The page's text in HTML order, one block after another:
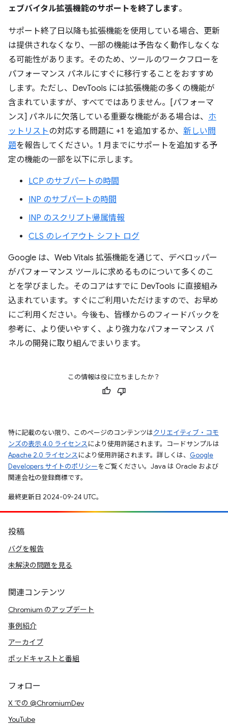
ェブバイタル拡張機能のサポートを終了します。
サポート終了日以降も拡張機能を使用している場合、更新
は提供されなくなり、一部の機能は予告なく動作しなくな
る可能性があります。そのため、ツールのワークフローを
パフォーマンス パネルにすぐに移行することをおすすめ
します。ただし、DevTools には拡張機能の多くの機能が
含まれていますが、すべてではありません。[パフォーマ
ンス] パネルに欠落している重要な機能がある場合は、 ホ
ットリストの対応する問題に +1 を追加するか、 新しい問
題を報告してください。1 月までにサポートを追加する予
定の機能の一部を以下に示します。
LCP のサブパートの時間
INP のサブパートの時間
INP のスクリプト帰属情報
CLS のレイアウト シフト ログ
Google は、Web Vitals 拡張機能を通じて、デベロッパー
がパフォーマンス ツールに求めるものについて多くのこ
とを学びました。そのコアはすでに DevTools に直接組み
込まれています。すぐにご利用いただけますので、お早め
にご利用ください。今後も、皆様からのフィードバックを
参考に、より使いやすく、より強力なパフォーマンス パ
ネルの開発に取り組んでまいります。
この情報は役に立ちましたか？
特に記載のない限り、このページのコンテンツはクリエイティブ・コモ
ンズの表示 4.0 ライセンスにより使用許諾されます。コードサンプルは
Apache 2.0 ライセンスにより使用許諾されます。詳しくは、 Google
Developers サイトのポリシーをご覧ください。Java は Oracle および
関連会社の登録商標です。
最終更新日 2024-09-24 UTC。
投稿
バグを報告
未解決の問題を見る
関連コンテンツ
Chromium のアップデート
事例紹介
アーカイブ
ポッドキャストと番組
フォロー
X での @ChromiumDev
YouTube